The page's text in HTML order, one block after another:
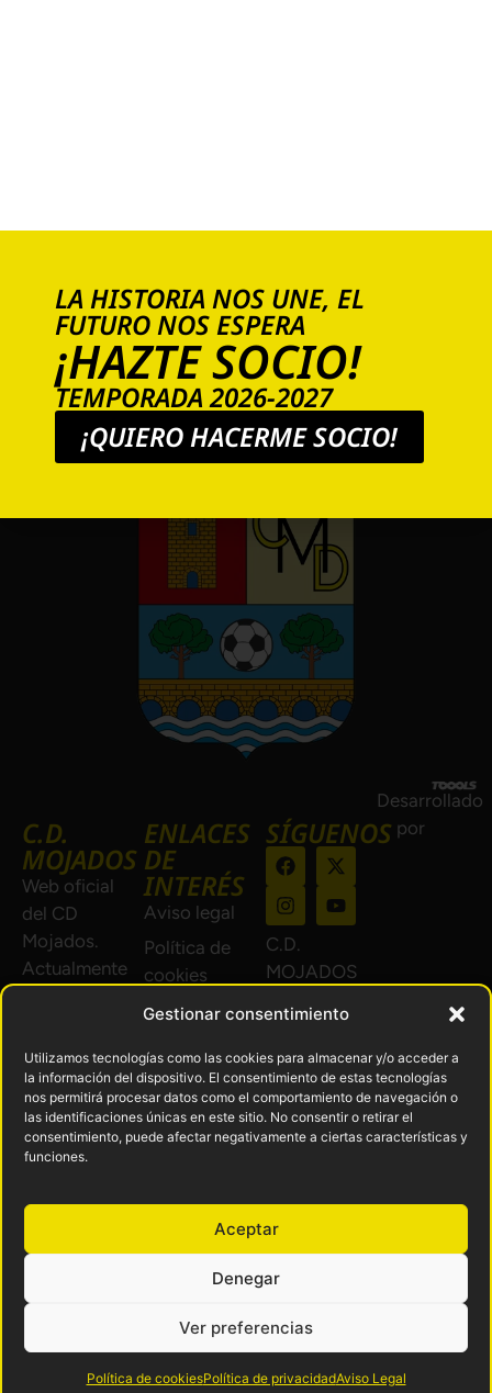
Gestionar consentimiento
Utilizamos tecnologías como las cookies para almacenar y/o acceder a
la información del dispositivo. El consentimiento de estas tecnologías
nos permitirá procesar datos como el comportamiento de navegación o
las identificaciones únicas en este sitio. No consentir o retirar el
consentimiento, puede afectar negativamente a ciertas características y
funciones.
Aceptar
Denegar
Ver preferencias
Política de cookiesPolítica de privacidadAviso Legal
Añadir al carrito
C.D.
MOJADOS
Web oficial
del CD
Mojados.
Actualmente
Castilla y
León Grupo
B.
La historia
futuro nos
defendiendo
pueblo.
ENLACES
DE
INTERÉS
Aviso legal
Política de
cookies
Política de
Devoluciones
y reembolsos
SÍGUENOS
C.D.
MOJADOS
Todos los
derechos
reservados.
Desarrollado
por
LA HISTORIA NOS UNE, EL
FUTURO NOS ESPERA
¡HAZTE SOCIO!
TEMPORADA 2026-2027
¡QUIERO HACERME SOCIO!